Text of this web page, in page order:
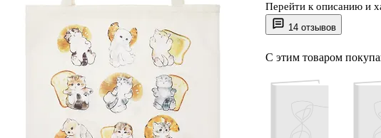
14 отзывов
Милый принт с
из толпы.
помещаются книги,
Перейти к описанию и
С этим товаром